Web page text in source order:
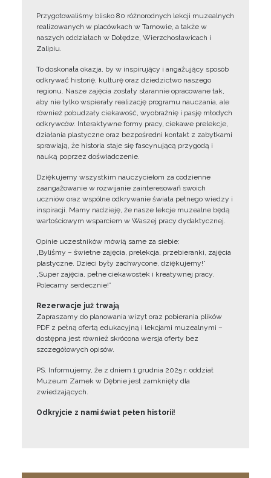
Przygotowaliśmy blisko 80 różnorodnych lekcji muzealnych
realizowanych w placówkach w Tarnowie, a także w
naszych oddziałach w Dołędze, Wierzchosławicach i
Zalipiu.
To doskonała okazja, by w inspirujący i angażujący sposób
odkrywać historię, kulturę oraz dziedzictwo naszego
regionu. Nasze zajęcia zostały starannie opracowane tak,
aby nie tylko wspierały realizację programu nauczania, ale
również pobudzały ciekawość, wyobraźnię i pasję młodych
odkrywców. Interaktywne formy pracy, ciekawe prelekcje,
działania plastyczne oraz bezpośredni kontakt z zabytkami
sprawiają, że historia staje się fascynującą przygodą i
nauką poprzez doświadczenie.
Dziękujemy wszystkim nauczycielom za codzienne
zaangażowanie w rozwijanie zainteresowań swoich
uczniów oraz wspólne odkrywanie świata pełnego wiedzy i
inspiracji. Mamy nadzieję, że nasze lekcje muzealne będą
wartościowym wsparciem w Waszej pracy dydaktycznej.
Opinie uczestników mówią same za siebie:
„Byliśmy – świetne zajęcia, prelekcja, przebieranki, zajęcia
plastyczne. Dzieci były zachwycone, dziękujemy!”
„Super zajęcia, pełne ciekawostek i kreatywnej pracy.
Polecamy serdecznie!”
Rezerwacje już trwają
Zapraszamy do planowania wizyt oraz pobierania plików
PDF z pełną ofertą edukacyjną i lekcjami muzealnymi –
dostępna jest również skrócona wersja oferty bez
szczegółowych opisów.
PS. Informujemy, że z dniem 1 grudnia 2025 r. oddział
Muzeum Zamek w Dębnie jest zamknięty dla
zwiedzających.
Odkryjcie z nami świat pełen historii!